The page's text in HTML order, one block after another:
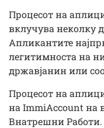
Процесот на
вклучува неколку
Апликантите
легитимноста на
државјанин или
Процесот на
на ImmiAccount на
Внатрешни